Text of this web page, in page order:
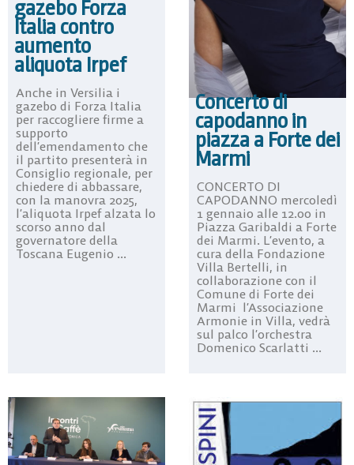
gazebo Forza
Italia contro
aumento
aliquota Irpef
Anche in Versilia i
gazebo di Forza Italia
per raccogliere firme a
supporto
dell’emendamento che
il partito presenterà in
Consiglio regionale, per
chiedere di abbassare,
con la manovra 2025,
l’aliquota Irpef alzata lo
scorso anno dal
governatore della
Toscana Eugenio ...
Concerto di
capodanno in
piazza a Forte dei
Marmi
CONCERTO DI
CAPODANNO mercoledì
1 gennaio alle 12.00 in
Piazza Garibaldi a Forte
dei Marmi. L’evento, a
cura della Fondazione
Villa Bertelli, in
collaborazione con il
Comune di Forte dei
Marmi l’Associazione
Armonie in Villa, vedrà
sul palco l’orchestra
Domenico Scarlatti ...